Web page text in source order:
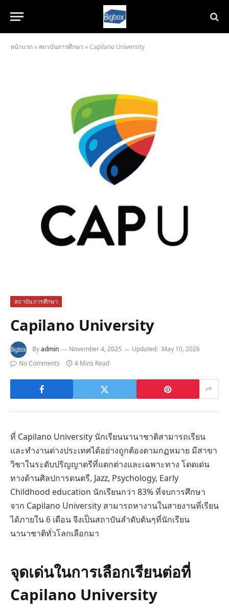
หน้าแรก » สถาบันการศึกษา »Capilano University
สถาบันการศึกษา
Capilano University
Byadmin November 4, 2025 Updated: May 10, 2026
No Comments
4 Mins Read
ที่ Capilano University นักเรียนนานาชาติสามารถเรียน
และทำงานต่างประเทศได้อย่างถูกต้องตามกฏหมาย มีสาขา
วิชาในระดับปริญญาตรีที่แตกต่างและเฉพาะทาง โดดเด่น
ทางด้านศิลปการดนตรี, Jazz, Psychology, Early
Childhood education นักเรียนกว่า 83% ที่จบการศึกษา
จาก Capilano University สามารถหางานในสายงานที่เรียน
ได้ภายใน 6 เดือน จึงเป็นสถาบันลำดับต้นๆที่นักเรียน
นานาชาติทั่วโลกเลือกมา
จุดเด่นในการเลือกเรียนต่อที่
Capilano University